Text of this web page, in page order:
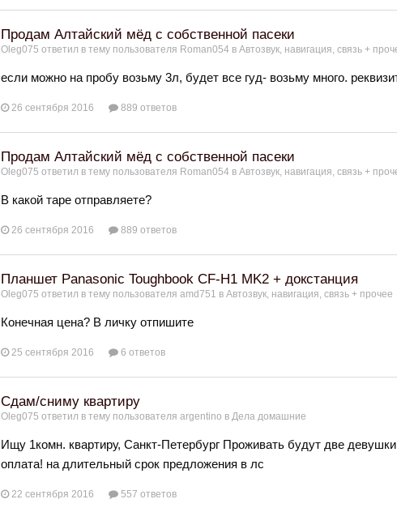
Продам Алтайский мёд с собственной пасеки
Oleg075 ответил в тему пользователя Roman054 в Автозвук, навигация, связь +
если можно на пробу возьму 3л, будет все гуд- возьму много.
26 сентября 2016 889 ответов
Продам Алтайский мёд с собственной пасеки
Oleg075 ответил в тему пользователя Roman054 в Автозвук, навигация, связь +
В какой таре отправляете?
26 сентября 2016 889 ответов
Планшет Panasonic Toughbook CF-H1 MK2 + докстанция
Oleg075 ответил в тему пользователя amd751 в Автозвук, навигация, связь + прочее
Конечная цена? В личку отпишите
25 сентября 2016 6 ответов
Сдам/сниму квартиру
Oleg075 ответил в тему пользователя argentino в Дела домашние
Ищу 1комн. квартиру, Санкт-Петербург Проживать будут две
оплата! на длительный срок предложения в лс
22 сентября 2016 557 ответов